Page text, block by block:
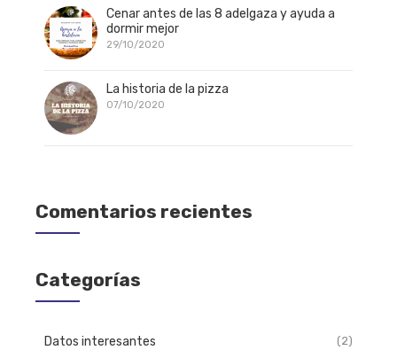
Cenar antes de las 8 adelgaza y ayuda a
dormir mejor
29/10/2020
La historia de la pizza
07/10/2020
Comentarios recientes
Categorías
Datos interesantes (2)